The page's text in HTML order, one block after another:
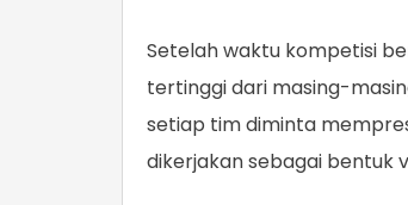
Setelah waktu kompetisi
tertinggi dari masing-
setiap tim diminta
dikerjakan sebagai bentuk